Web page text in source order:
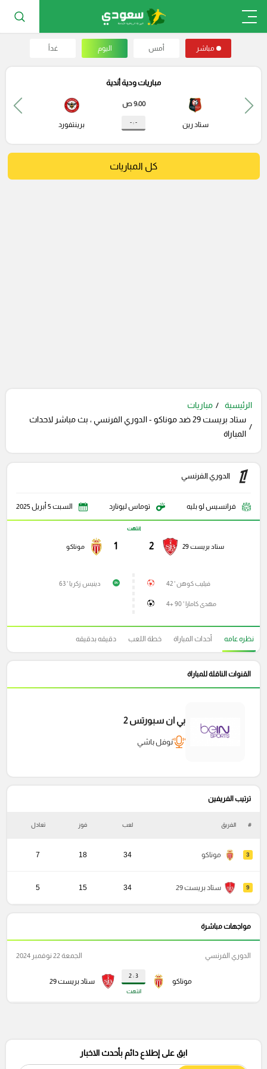
مباشر أمس اليوم غداً
مباريات ودية أندية
ستاد رين
9:00 ص
- : - برينتفورد
كل المباريات
الرئيسية
مباريات
ستاد بريست 29 ضد موناكو - الدوري الفرنسي ، بث مباشر لاحداث
المباراة
الدوري الفرنسي
فرانسيس لو بليه توماس ليونارد السبت 5 أبريل 2025
ستاد بريست 29 2
انتهت
1 موناكو
فيليب كوهن ' 42
مهدى كامارا ' 90 +4
P دينيس زكريا ' 63
نظره عامه أحداث المباراة خطة اللعب دقيقه بدقيقه
القنوات الناقلة للمباراة
بي ان سبورتس 2
نوفل باشي
ترتيب الفريفين
# الفريق لعب فوز تعادل
3 موناكو 34
18
7
9 ستاد بريست 29 34
15
5
مواجهات مباشرة
موناكو
3 : 2
انتهت
ستاد بريست 29
الدوري الفرنسي الجمعة 22 نوفمبر 2024
ابق على إطلاع دائم بأحدث الاخبار